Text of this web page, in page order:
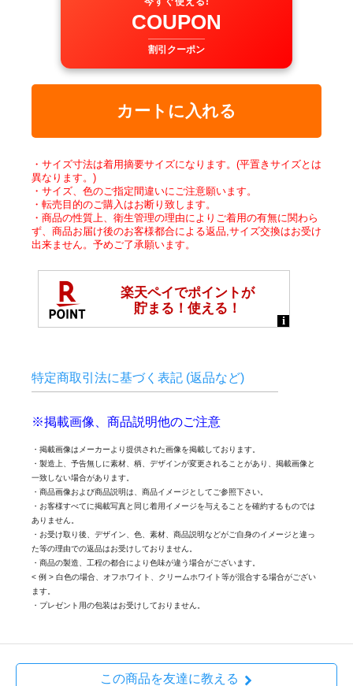
COUPON
割引クーポン
カートに入れる
・サイズ寸法は着用摘要サイズになります。(平置きサイズとは
異なります。)
・サイズ、色のご指定間違いにご注意願います。
・転売目的のご購入はお断り致します。
・商品の性質上、衛生管理の理由によりご着用の有無に関わら
ず、商品お届け後のお客様都合による返品,サイズ交換はお受け
出来ません。予めご了承願います。
特定商取引法に基づく表記 (返品など)
※掲載画像、商品説明他のご注意
・掲載画像はメーカーより提供された画像を掲載しております。
・製造上、予告無しに素材、柄、デザインが変更されることがあり、掲載画像と
一致しない場合があります。
・商品画像および商品説明は、商品イメージとしてご参照下さい。
・お客様すべてに掲載写真と同じ着用イメージを与えることを確約するものでは
ありません。
・お受け取り後、デザイン、色、素材、商品説明などがご自身のイメージと違っ
た等の理由での返品はお受けしておりません。
・商品の製造、工程の都合により色味が違う場合がございます。
< 例 > 白色の場合、オフホワイト、クリームホワイト等が混合する場合がござい
ます。
・プレゼント用の包装はお受けしておりません。
この商品を友達に教える